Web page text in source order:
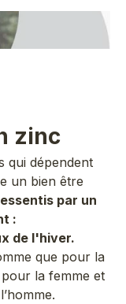
zinc
qui dépendent
un bien être
par un
:
de l'hiver.
que pour la
la femme et